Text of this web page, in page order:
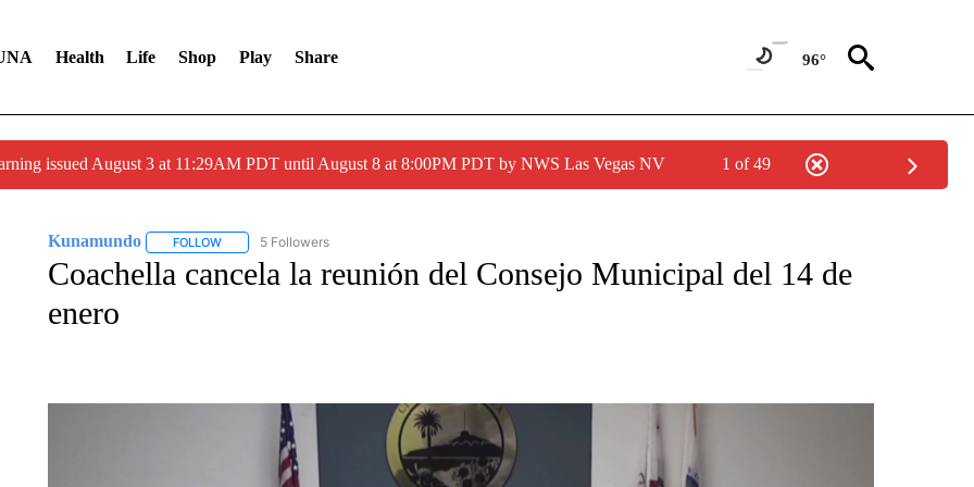
Health Life Shop Play Share 96°
issued August 3 at 11:29AM PDT until August 8 at 8:00PM PDT by NWS Las Vegas NV 1 of 49
Kunamundo FOLLOWFOLLOW "KUNAMUNDO" TO RECEIVE NOTIFICATIONS ABOUT NEW PAGES ON "KUNAMUNDO".
5 Followers
Coachella cancela la reunión del Consejo Municipal del 14 de
enero